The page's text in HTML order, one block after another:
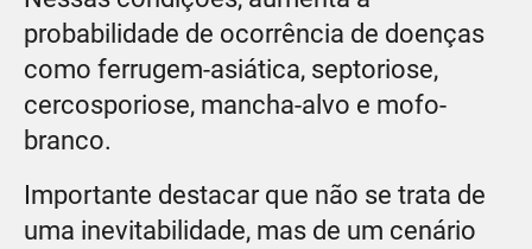
probabilidade de ocorrência de doenças
como ferrugem-asiática, septoriose,
cercosporiose, mancha-alvo e mofo-
branco.
Importante destacar que não se trata de
uma inevitabilidade, mas de um cenário